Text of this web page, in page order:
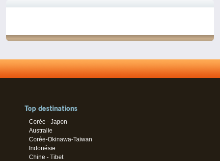
Top destinations
Corée - Japon
Australie
Corée-Okinawa-Taiwan
Indonésie
Chine - Tibet